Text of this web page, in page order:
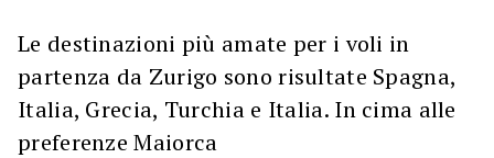
Le destinazioni più amate per i voli in
partenza da Zurigo sono risultate Spagna,
Italia, Grecia, Turchia e Italia. In cima alle
preferenze Maiorca